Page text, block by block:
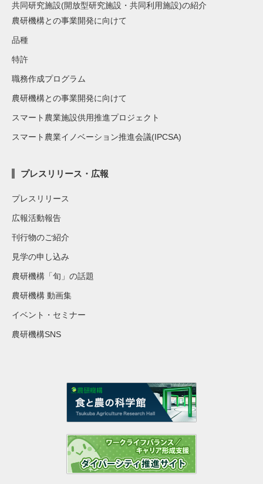
共同研究施設(開放型研究施設・共同利用施設)の紹介
農研機構との事業開発に向けて
品種
特許
職務作成プログラム
農研機構との事業開発に向けて
スマート農業施設供用推進プロジェクト
スマート農業イノベーション推進会議(IPCSA)
プレスリリース・広報
プレスリリース
広報活動報告
刊行物のご紹介
見学の申し込み
農研機構「旬」の話題
農研機構 動画集
イベント・セミナー
農研機構SNS